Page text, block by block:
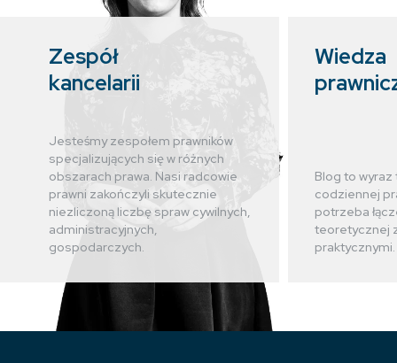
Zespół
kancelarii
Jesteśmy zespołem prawników
specjalizujących się w różnych
obszarach prawa. Nasi radcowie
prawni zakończyli skutecznie
niezliczoną liczbę spraw cywilnych,
administracyjnych,
gospodarczych.
Wiedza
Blog to wyraz
codziennej
potrzeba
teoretycznej
praktycznymi.